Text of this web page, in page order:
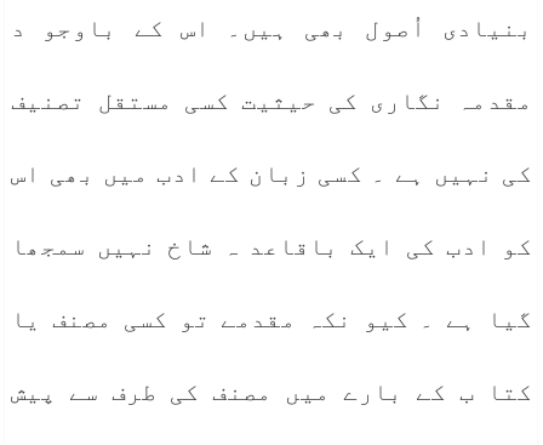
بنیادی اُصول بھی ہیں۔ اس کے باوجو د
مقدمہ نگاری کی حیثیت کسی مستقل تصنیف
کی نہیں ہے ۔ کسی زبان کے ادب میں بھی اس
کو ادب کی ایک باقاعد ہ شاخ نہیں سمجھا
گیا ہے ۔ کیو نکہ مقدمے تو کسی مصنف یا
کتا ب کے بارے میں مصنف کی طرف سے پیش